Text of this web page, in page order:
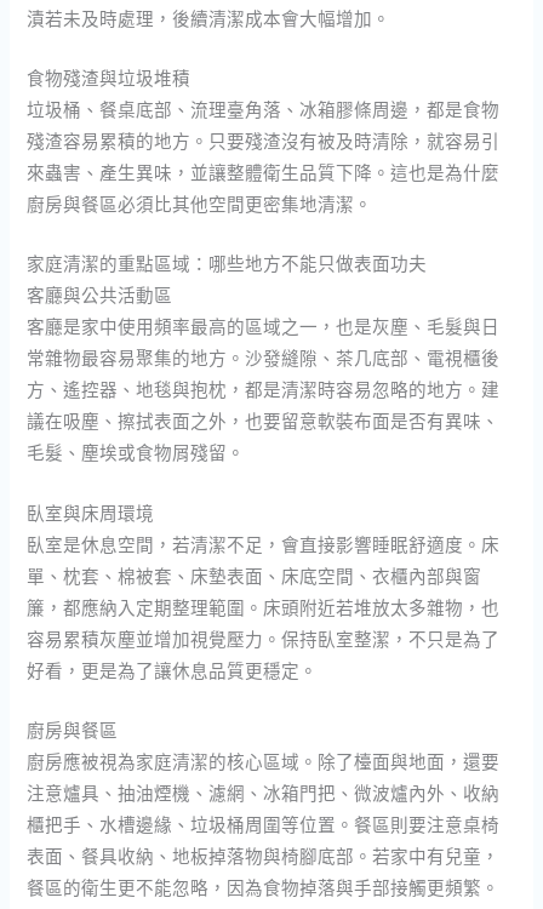
漬若未及時處理，後續清潔成本會大幅增加。
食物殘渣與垃圾堆積
垃圾桶、餐桌底部、流理臺角落、冰箱膠條周邊，都是食物
殘渣容易累積的地方。只要殘渣沒有被及時清除，就容易引
來蟲害、產生異味，並讓整體衛生品質下降。這也是為什麼
廚房與餐區必須比其他空間更密集地清潔。
家庭清潔的重點區域：哪些地方不能只做表面功夫
客廳與公共活動區
客廳是家中使用頻率最高的區域之一，也是灰塵、毛髮與日
常雜物最容易聚集的地方。沙發縫隙、茶几底部、電視櫃後
方、遙控器、地毯與抱枕，都是清潔時容易忽略的地方。建
議在吸塵、擦拭表面之外，也要留意軟裝布面是否有異味、
毛髮、塵埃或食物屑殘留。
臥室與床周環境
臥室是休息空間，若清潔不足，會直接影響睡眠舒適度。床
單、枕套、棉被套、床墊表面、床底空間、衣櫃內部與窗
簾，都應納入定期整理範圍。床頭附近若堆放太多雜物，也
容易累積灰塵並增加視覺壓力。保持臥室整潔，不只是為了
好看，更是為了讓休息品質更穩定。
廚房與餐區
廚房應被視為家庭清潔的核心區域。除了檯面與地面，還要
注意爐具、抽油煙機、濾網、冰箱門把、微波爐內外、收納
櫃把手、水槽邊緣、垃圾桶周圍等位置。餐區則要注意桌椅
表面、餐具收納、地板掉落物與椅腳底部。若家中有兒童，
餐區的衛生更不能忽略，因為食物掉落與手部接觸更頻繁。